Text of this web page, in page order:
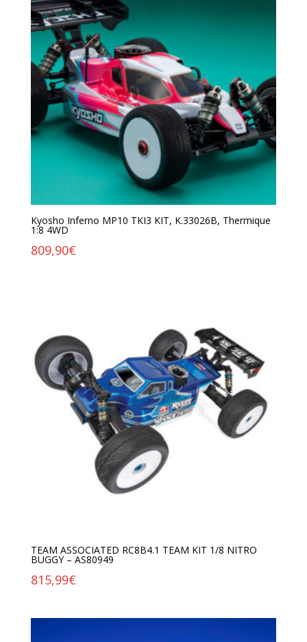
Kyosho Inferno MP10 TKI3 KIT, K.33026B, Thermique
1:8 4WD
809,90€
TEAM ASSOCIATED RC8B4.1 TEAM KIT 1/8 NITRO
BUGGY – AS80949
815,99€